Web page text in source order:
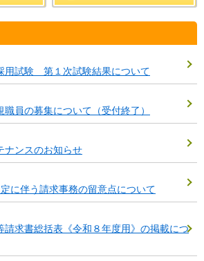
用試験 第１次試験結果について
員の募集について（受付終了）
ナンスのお知らせ
に伴う請求事務の留意点について
請求書総括表《令和８年度用》の掲載につ